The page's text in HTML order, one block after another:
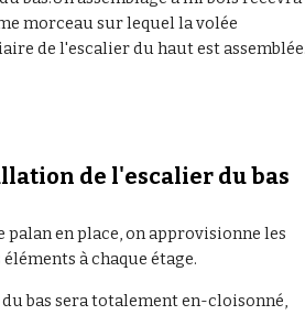
morceau sur lequel la volée
de l'escalier du haut est
de l'escalier du bas
palan en place, on approvisionne les
à chaque étage.
bas sera totalement en-cloisonné,